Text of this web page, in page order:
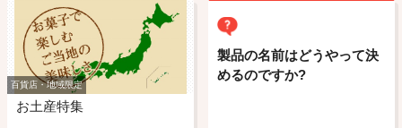
百貨店・地域限定
お土産特集
製品の名前はどうやって決
めるのですか?